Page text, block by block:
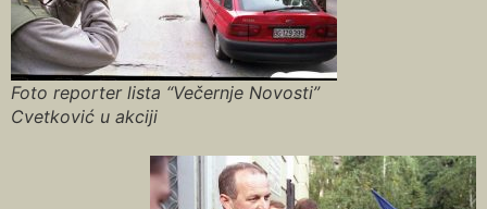
Foto reporter lista “Večernje Novosti”
Cvetković u akciji